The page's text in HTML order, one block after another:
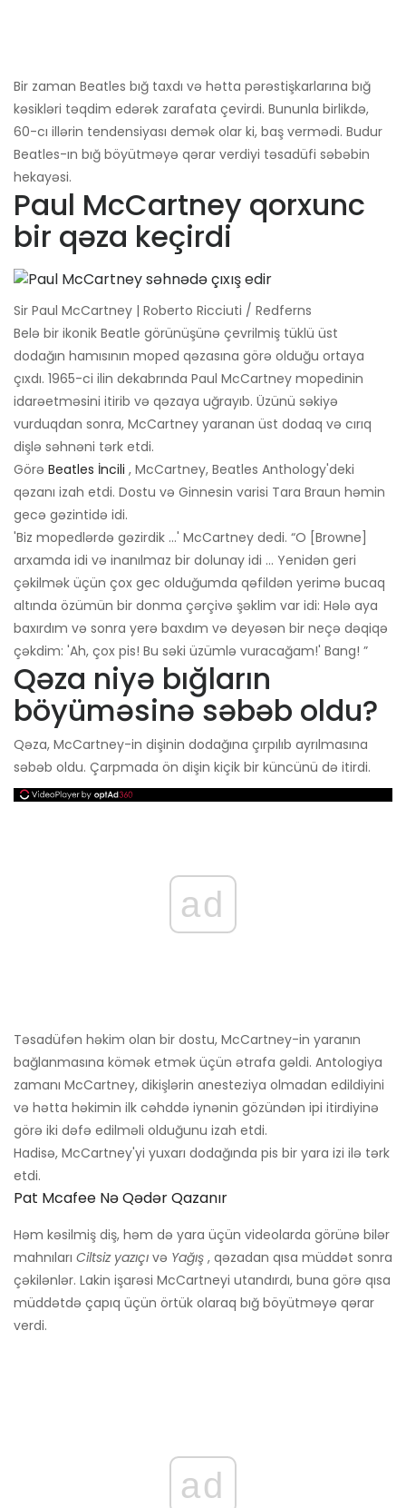
Bir zaman Beatles bığ taxdı və hətta pərəstişkarlarına bığ
kəsikləri təqdim edərək zarafata çevirdi. Bununla birlikdə,
60-cı illərin tendensiyası demək olar ki, baş vermədi. Budur
Beatles-ın bığ böyütməyə qərar verdiyi təsadüfi səbəbin
hekayəsi.
Paul McCartney qorxunc
bir qəza keçirdi
Sir Paul McCartney | Roberto Ricciuti / Redferns
Belə bir ikonik Beatle görünüşünə çevrilmiş tüklü üst
dodağın hamısının moped qəzasına görə olduğu ortaya
çıxdı. 1965-ci ilin dekabrında Paul McCartney mopedinin
idarəetməsini itirib və qəzaya uğrayıb. Üzünü səkiyə
vurduqdan sonra, McCartney yaranan üst dodaq və cırıq
dişlə səhnəni tərk etdi.
Görə Beatles İncili , McCartney, Beatles Anthology'deki
qəzanı izah etdi. Dostu və Ginnesin varisi Tara Braun həmin
gecə gəzintidə idi.
'Biz mopedlərdə gəzirdik ...' McCartney dedi. “O [Browne]
arxamda idi və inanılmaz bir dolunay idi ... Yenidən geri
çəkilmək üçün çox gec olduğumda qəfildən yerimə bucaq
altında özümün bir donma çərçivə şəklim var idi: Hələ aya
baxırdım və sonra yerə baxdım və deyəsən bir neçə dəqiqə
çəkdim: 'Ah, çox pis! Bu səki üzümlə vuracağam!' Bang! ”
Qəza niyə bığların
böyüməsinə səbəb oldu?
Qəza, McCartney-in dişinin dodağına çırpılıb ayrılmasına
səbəb oldu. Çarpmada ön dişin kiçik bir küncünü də itirdi.
ad
Təsadüfən həkim olan bir dostu, McCartney-in yaranın
bağlanmasına kömək etmək üçün ətrafa gəldi. Antologiya
zamanı McCartney, dikişlərin anesteziya olmadan edildiyini
və hətta həkimin ilk cəhddə iynənin gözündən ipi itirdiyinə
görə iki dəfə edilməli olduğunu izah etdi.
Hadisə, McCartney'yi yuxarı dodağında pis bir yara izi ilə tərk
etdi.
Pat Mcafee Nə Qədər Qazanır
Həm kəsilmiş diş, həm də yara üçün videolarda görünə bilər
mahnıları Ciltsiz yazıçı və Yağış , qəzadan qısa müddət sonra
çəkilənlər. Lakin işarəsi McCartneyi utandırdı, buna görə qısa
müddətdə çapıq üçün örtük olaraq bığ böyütməyə qərar
verdi.
ad